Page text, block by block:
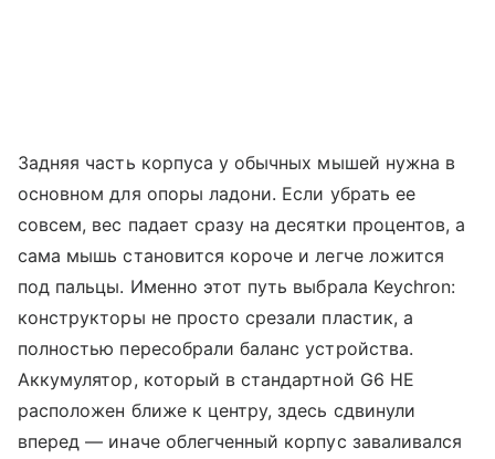
Задняя часть корпуса у обычных мышей нужна в
основном для опоры ладони. Если убрать ее
совсем, вес падает сразу на десятки процентов, а
сама мышь становится короче и легче ложится
под пальцы. Именно этот путь выбрала Keychron:
конструкторы не просто срезали пластик, а
полностью пересобрали баланс устройства.
Аккумулятор, который в стандартной G6 HE
расположен ближе к центру, здесь сдвинули
вперед — иначе облегченный корпус заваливался